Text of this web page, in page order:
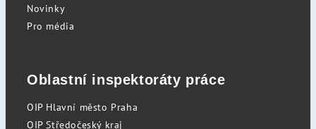
Novinky
Pro média
Oblastní inspektoráty práce
OIP Hlavní město Praha
OIP Středočeský kraj